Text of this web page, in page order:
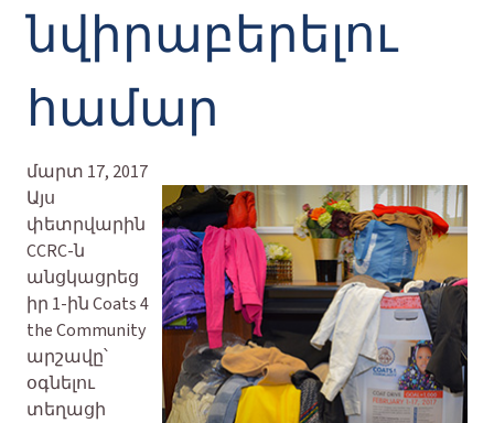
նվիրաբերելու
համար
մարտ 17, 2017
Այս
փետրվարին
CCRC-ն
անցկացրեց
իր 1-ին Coats 4
the Community
արշավը՝
օգնելու
տեղացի